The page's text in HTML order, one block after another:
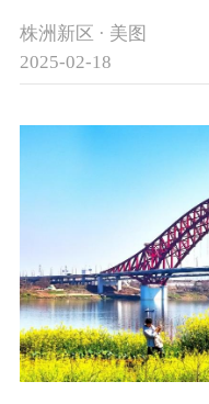
株洲新区 · 美图
2025-02-18